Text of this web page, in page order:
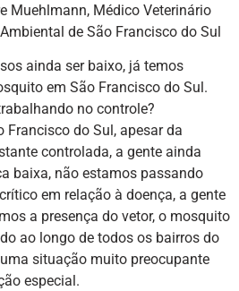
Muehlmann, Médico Veterinário
de São Francisco do Sul
ainda ser baixo, já temos
em São Francisco do Sul.
no controle?
Francisco do Sul, apesar da
controlada, a gente ainda
baixa, não estamos passando
em relação à doença, a gente
a presença do vetor, o mosquito
ao longo de todos os bairros do
situação muito preocupante
especial.